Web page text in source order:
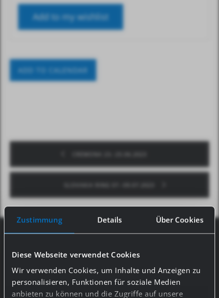
Zustimmung Details Über Cookies
Diese Webseite verwendet Cookies
Wir verwenden Cookies, um Inhalte und Anzeigen zu
personalisieren, Funktionen für soziale Medien
anbieten zu können und die Zugriffe auf unsere
Add to my wishlist
ADD TO CALENDAR
GASSS, just follow us on Facebook and
Instagram. Come on and be part of the